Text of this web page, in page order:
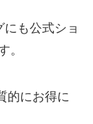
も公式ショ
。
的にお得に